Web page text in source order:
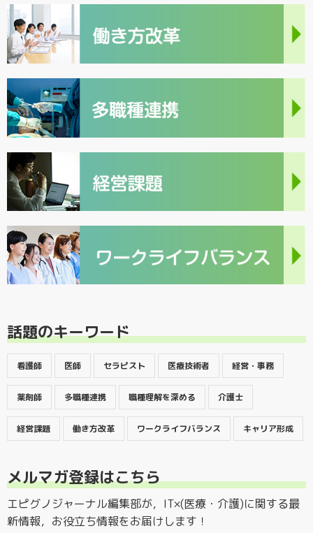
話題のキーワード
看護師 医師 セラピスト 医療技術者 経営・事務
薬剤師 多職種連携 職種理解を深める 介護士
経営課題 働き方改革 ワークライフバランス キャリア形成
メルマガ登録はこちら
エピグノジャーナル編集部が，IT×(医療・介護)に関する最
新情報，お役立ち情報をお届けします！